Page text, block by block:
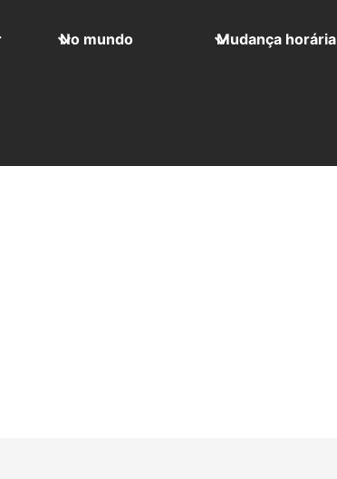
No mundo Mudança horária